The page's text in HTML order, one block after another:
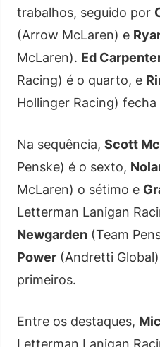
trabalhos, seguido por
(Arrow McLaren) e
McLaren). Ed
Racing) é o quarto, e
Hollinger Racing)
Na sequência, Scott
Penske) é o sexto,
McLaren) o sétimo e
Letterman Lanigan
Newgarden (Team
Power (Andretti
primeiros.
Entre os destaques,
Letterman Lanigan